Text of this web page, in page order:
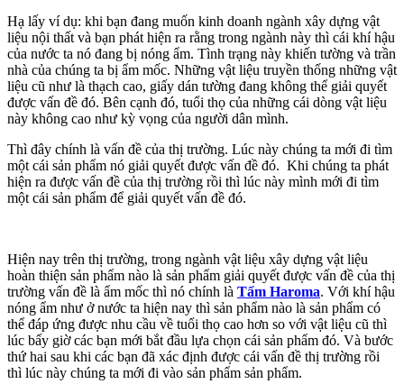
Hạ lấy ví dụ: khi bạn đang muốn kinh doanh ngành xây dựng vật
liệu nội thất và bạn phát hiện ra rằng trong ngành này thì cái khí hậu
của nước ta nó đang bị nóng ẩm. Tình trạng này khiến tường và trần
nhà của chúng ta bị ẩm mốc. Những vật liệu truyền thống những vật
liệu cũ như là thạch cao, giấy dán tường đang không thể giải quyết
được vấn đề đó. Bên cạnh đó, tuổi thọ của những cái dòng vật liệu
này không cao như kỳ vọng của người dân mình.
Thì đây chính là vấn đề của thị trường. Lúc này chúng ta mới đi tìm
một cái sản phẩm nó giải quyết được vấn đề đó. Khi chúng ta phát
hiện ra được vấn đề của thị trường rồi thì lúc này mình mới đi tìm
một cái sản phẩm để giải quyết vấn đề đó.
Hiện nay trên thị trường, trong ngành vật liệu xây dựng vật liệu
hoàn thiện sản phẩm nào là sản phẩm giải quyết được vấn đề của thị
trường vấn đề là ẩm mốc thì nó chính là Tấm Haroma. Với khí hậu
nóng ẩm như ở nước ta hiện nay thì sản phẩm nào là sản phẩm có
thể đáp ứng được nhu cầu về tuổi thọ cao hơn so với vật liệu cũ thì
lúc bấy giờ các bạn mới bắt đầu lựa chọn cái sản phẩm đó. Và bước
thứ hai sau khi các bạn đã xác định được cái vấn đề thị trường rồi
thì lúc này chúng ta mới đi vào sản phẩm sản phẩm.